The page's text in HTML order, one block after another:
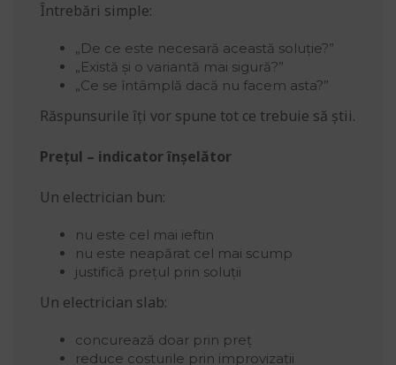
Întrebări simple:
„De ce este necesară această soluție?”
„Există și o variantă mai sigură?”
„Ce se întâmplă dacă nu facem asta?”
Răspunsurile îți vor spune tot ce trebuie să știi.
Prețul – indicator înșelător
Un electrician bun:
nu este cel mai ieftin
nu este neapărat cel mai scump
justifică prețul prin soluții
Un electrician slab:
concurează doar prin preț
reduce costurile prin improvizații